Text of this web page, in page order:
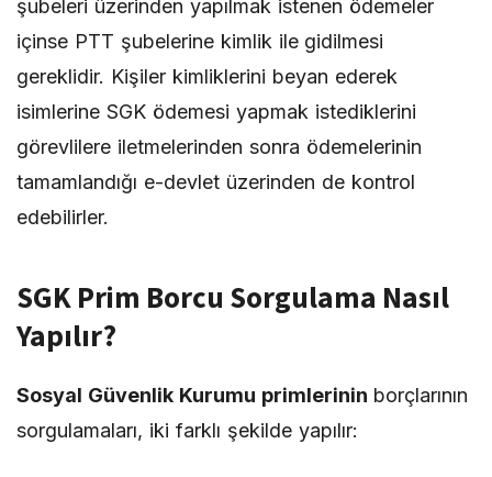
şubeleri üzerinden yapılmak istenen ödemeler
içinse PTT şubelerine kimlik ile gidilmesi
gereklidir. Kişiler kimliklerini beyan ederek
isimlerine SGK ödemesi yapmak istediklerini
görevlilere iletmelerinden sonra ödemelerinin
tamamlandığı e-devlet üzerinden de kontrol
edebilirler.
SGK Prim Borcu Sorgulama Nasıl
Yapılır?
Sosyal Güvenlik Kurumu primlerinin borçlarının
sorgulamaları, iki farklı şekilde yapılır: